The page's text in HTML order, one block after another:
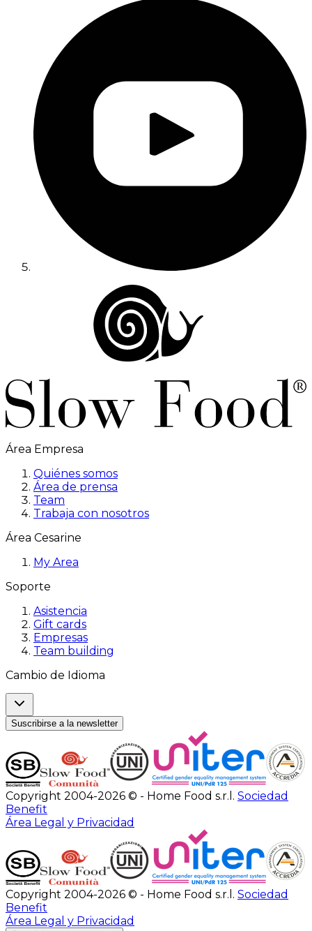
Área Empresa
Quiénes somos
Área de prensa
Team
Trabaja con nosotros
Área Cesarine
My Area
Soporte
Asistencia
Gift cards
Empresas
Team building
Cambio de Idioma
Suscribirse a la newsletter
Copyright 2004-2026 © - Home Food s.r.l. Sociedad
Benefit
Área Legal y Privacidad
Copyright 2004-2026 © - Home Food s.r.l. Sociedad
Benefit
Área Legal y Privacidad